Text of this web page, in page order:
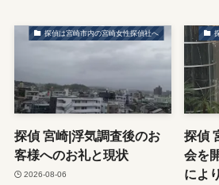
探偵は宮崎市内の宮崎女性探偵社へ
探偵 宮崎|浮気調査後のお
客様へのお礼と現状
2026-08-06
探偵
会を
によ